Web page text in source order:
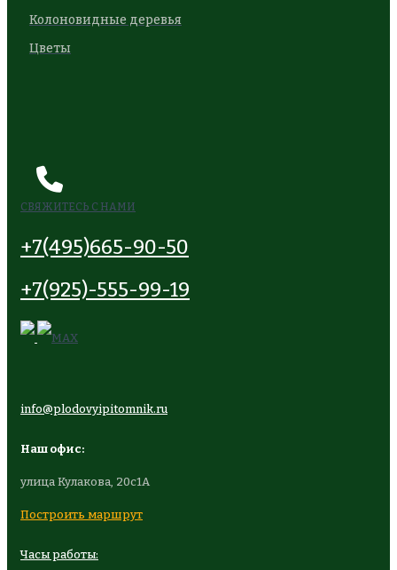
Колоновидные деревья
Цветы
СВЯЖИТЕСЬ С НАМИ
+7(495)665-90-50
+7(925)-555-99-19
info@plodovyipitomnik.ru
Наш офис:
улица Кулакова, 20с1А
Построить маршрут
Часы работы: